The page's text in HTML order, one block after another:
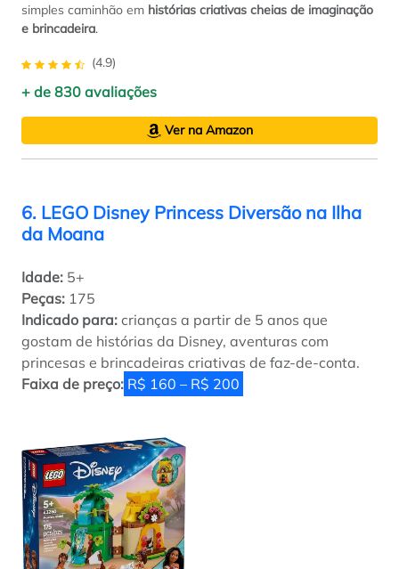
simples caminhão em histórias criativas cheias de imaginação
e brincadeira.
(4.9)
+ de 830 avaliações
Ver na Amazon
6. LEGO Disney Princess Diversão na Ilha
da Moana
Idade: 5+
Peças: 175
Indicado para: crianças a partir de 5 anos que
gostam de histórias da Disney, aventuras com
princesas e brincadeiras criativas de faz-de-conta.
Faixa de preço: R$ 160 – R$ 200